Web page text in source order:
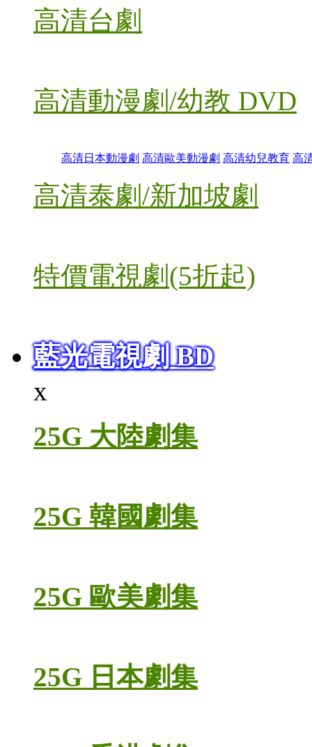
高清台劇
高清動漫劇/幼教 DVD
高清日本動漫劇 高清歐美動漫劇 高清幼兒教育 高
高清泰劇/新加坡劇
特價電視劇(5折起)
藍光電視劇 BD
x
25G 大陸劇集
25G 韓國劇集
25G 歐美劇集
25G 日本劇集